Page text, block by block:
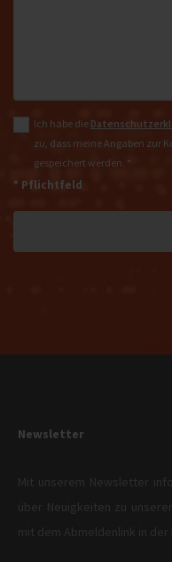
Ich habe die
zu, dass meine Angaben zur
gespeichert werden. *
* Pflichtfeld
Newsletter
Mit unserem Newsletter
über Neuigkeiten zu
mit dem Abmeldenlink in der